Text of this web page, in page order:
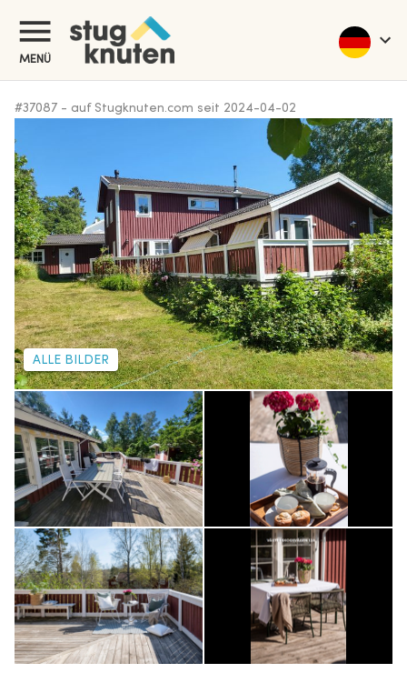
MENÜ
#37087 - auf Stugknuten.com seit 2024-04-02
ALLE BILDER